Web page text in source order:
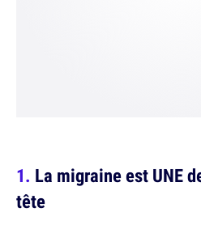
La migraine est UNE
tête